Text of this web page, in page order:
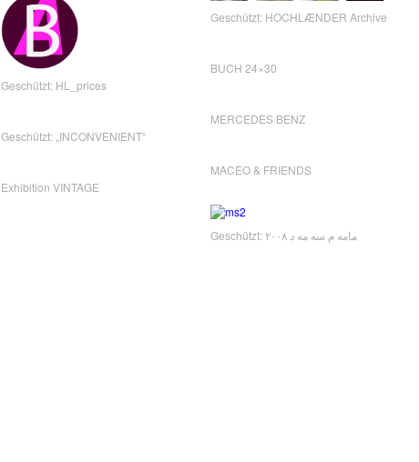
Geschützt: HOCHLÆNDER Archive
Geschützt: HL_prices
BUCH 24×30
MERCEDES BENZ
Geschützt: „INCONVENIENT“
MACEO & FRIENDS
Exhibition VINTAGE
Geschützt: مامه م سه مه د ٢٠٠٨